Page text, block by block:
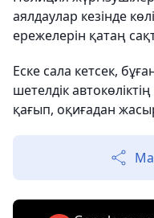
аялдаулар кезінде
ережелерін қатаң
Еске сала кетсек,
шетелдік
қағып, оқиғадан